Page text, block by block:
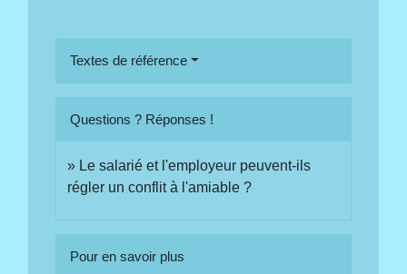
Textes de référence
Questions ? Réponses !
Le salarié et l'employeur peuvent-ils
régler un conflit à l'amiable ?
Pour en savoir plus